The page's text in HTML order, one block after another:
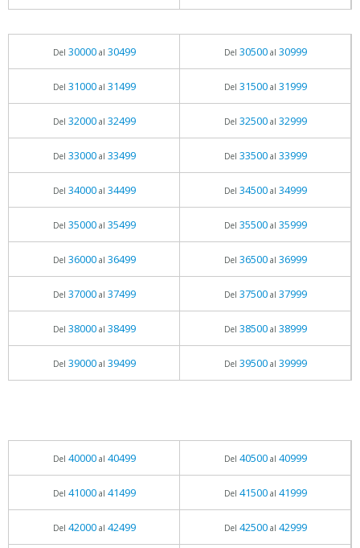
Del 30000al 30499 Del 30500al 30999
Del 31000al 31499 Del 31500al 31999
Del 32000al 32499 Del 32500al 32999
Del 33000al 33499 Del 33500al 33999
Del 34000al 34499 Del 34500al 34999
Del 35000al 35499 Del 35500al 35999
Del 36000al 36499 Del 36500al 36999
Del 37000al 37499 Del 37500al 37999
Del 38000al 38499 Del 38500al 38999
Del 39000al 39499 Del 39500al 39999
Del 40000al 40499 Del 40500al 40999
Del 41000al 41499 Del 41500al 41999
Del 42000al 42499 Del 42500al 42999